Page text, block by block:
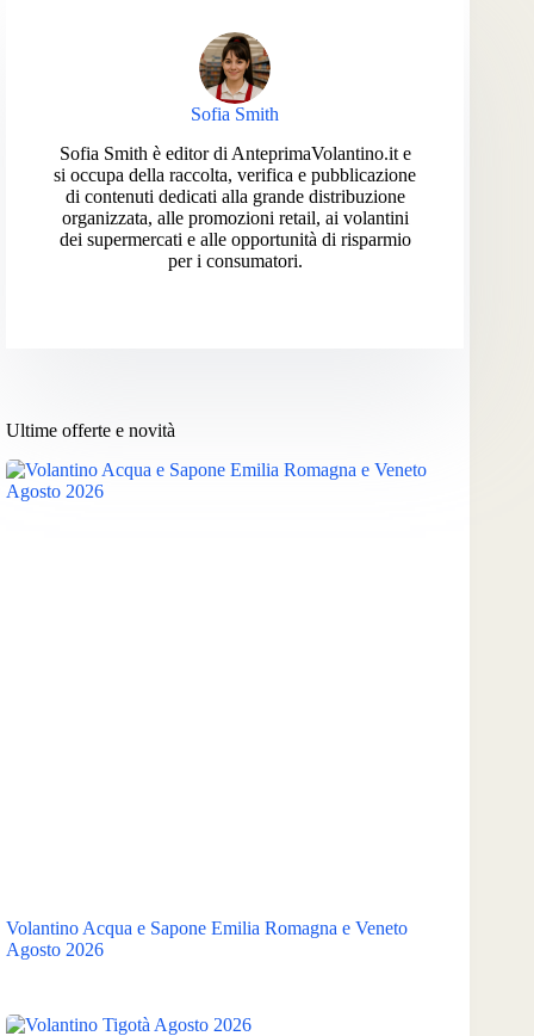
Sofia Smith
Sofia Smith è editor di AnteprimaVolantino.it e
si occupa della raccolta, verifica e pubblicazione
di contenuti dedicati alla grande distribuzione
organizzata, alle promozioni retail, ai volantini
dei supermercati e alle opportunità di risparmio
per i consumatori.
Ultime offerte e novità
Volantino Acqua e Sapone Emilia Romagna e Veneto
Agosto 2026